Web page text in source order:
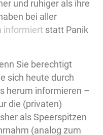
und ruhiger als ihre
bei aller
informiert statt Panik
Sie berechtigt
sich heute durch
herum informieren –
die (privaten)
als Speerspitzen
(analog zum